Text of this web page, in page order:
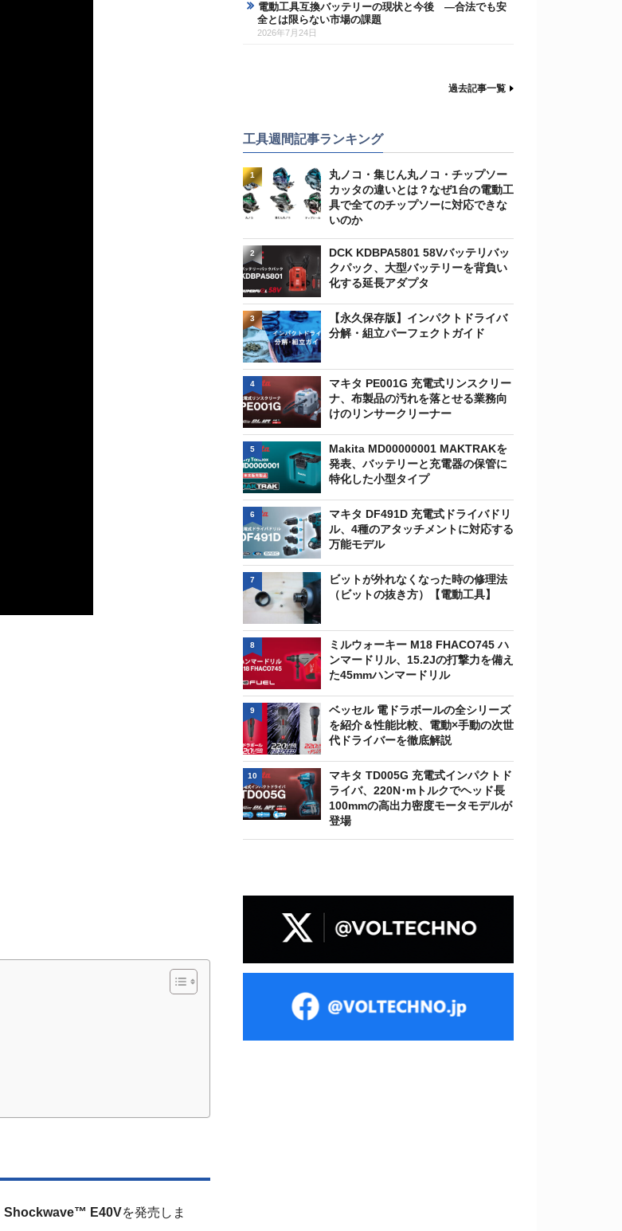
Shockwave™ E40Vを発売しま
電動工具互換バッテリーの現状と今後 ―合法でも安
全とは限らない市場の課題
2026年7月24日
過去記事一覧
工具週間記事ランキング
丸ノコ・集じん丸ノコ・チップソー
カッタの違いとは？なぜ1台の電動工
具で全てのチップソーに対応できな
いのか
1
DCK KDBPA5801 58Vバッテリバッ
クパック、大型バッテリーを背負い
化する延長アダプタ
2
【永久保存版】インパクトドライバ
分解・組立パーフェクトガイド
3
マキタ PE001G 充電式リンスクリー
ナ、布製品の汚れを落とせる業務向
けのリンサークリーナー
4
Makita MD00000001 MAKTRAKを
発表、バッテリーと充電器の保管に
特化した小型タイプ
5
マキタ DF491D 充電式ドライバドリ
ル、4種のアタッチメントに対応する
万能モデル
6
ビットが外れなくなった時の修理法
（ビットの抜き方）【電動工具】
7
ミルウォーキー M18 FHACO745 ハ
ンマードリル、15.2Jの打撃力を備え
た45mmハンマードリル
8
ベッセル 電ドラボールの全シリーズ
を紹介＆性能比較、電動×手動の次世
代ドライバーを徹底解説
9
マキタ TD005G 充電式インパクトド
ライバ、220N･mトルクでヘッド長
100mmの高出力密度モータモデルが
登場
10